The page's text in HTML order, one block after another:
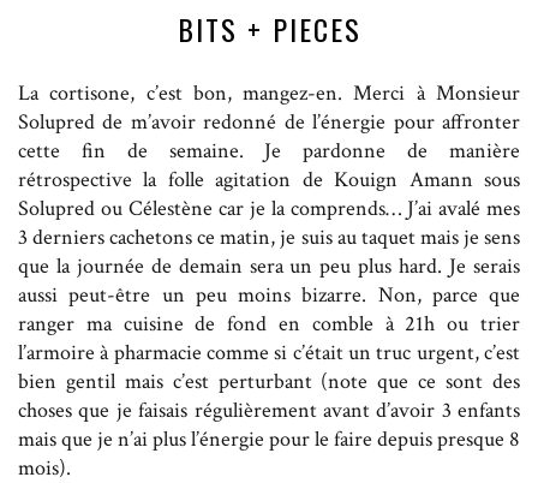
BITS + PIECES
La cortisone, c’est bon, mangez-en. Merci à Monsieur
Solupred de m’avoir redonné de l’énergie pour affronter
cette fin de semaine. Je pardonne de manière
rétrospective la folle agitation de Kouign Amann sous
Solupred ou Célestène car je la comprends… J’ai avalé mes
3 derniers cachetons ce matin, je suis au taquet mais je sens
que la journée de demain sera un peu plus hard. Je serais
aussi peut-être un peu moins bizarre. Non, parce que
ranger ma cuisine de fond en comble à 21h ou trier
l’armoire à pharmacie comme si c’était un truc urgent, c’est
bien gentil mais c’est perturbant (note que ce sont des
choses que je faisais régulièrement avant d’avoir 3 enfants
mais que je n’ai plus l’énergie pour le faire depuis presque 8
mois).